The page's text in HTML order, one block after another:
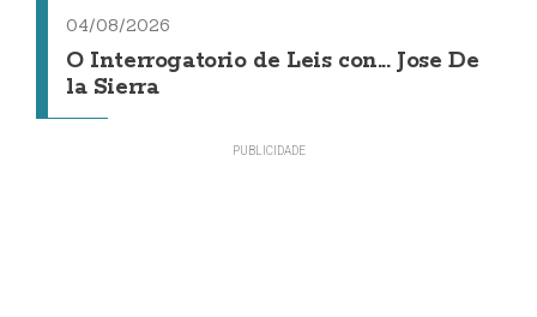
04/08/2026
O Interrogatorio de Leis con... Jose De
la Sierra